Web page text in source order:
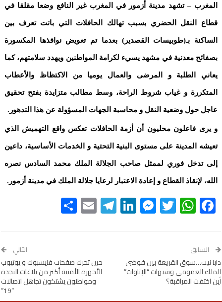
المغرب – تشهد مدينة أزمور في المغرب غير النافع وضعا مقلقا في
قطاع النقل الحضري بسبب تهالك الحافلات التي باتت تعرف بين
الساكنة بـ(طوبيسات القصدير) بعدما تم تعويض نوافذها المكسورة
بصفائح معدنية في مشهد يسيء لكرامة المواطنين ويهدد سلامتهم، كما
يعاني الطلبة و المرضى والعمال يوميا من الاكتظاظ والأعطاب
المتكررة و غياب شروط الراحة، وسط مطالب متزايدة بفتح تحقيق
عاجل حول وضعية النقل و محاسبة الجهات المسؤولة عن هذا التدهور.
و يرى فاعلون محليون أن أزمة الحافلات تعكس واقع التهميش الذي
تعيشه المدينة على مستوى البنية التحتية و الخدمات الأساسية، داعين
إلى تدخل فوري لممثل صاحب الجلالة الملك محمد السادس نصره
الله، لإنقاذ القطاع و إعادة الاعتبار لرعايا جلالة الملك في مدينة أزمور.
Facebook
WhatsApp
Twitter
Messenger
LinkedIn
Telegram
Email
السابق
دابا نيت…سوق القريعة بين فوضى
الملك العمومي وشبهات “الإتاوات”
أين اختفت المراقبة؟
التالي
حين تحرك صفحات فايسبوك و يوتيوب
الأجهزة الأمنية أكثر من بلاغات النجدة
ومواطنون يشتكون تجاهل اتصالات
“19”